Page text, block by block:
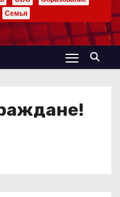
Семья